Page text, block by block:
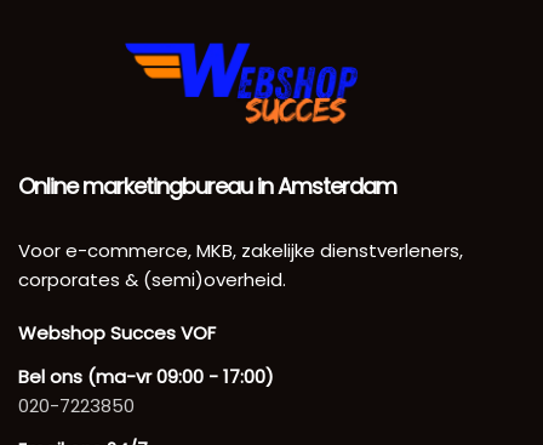
Online marketingbureau in Amsterdam
Voor e-commerce, MKB, zakelijke dienstverleners,
corporates & (semi)overheid.
Webshop Succes VOF
Bel ons (ma-vr 09:00 - 17:00)
020-7223850